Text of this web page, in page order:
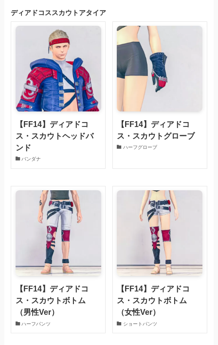
ディアドコススカウトアタイア
【FF14】ディアドコ
ス・スカウトヘッドバ
ンド
バンダナ
【FF14】ディアドコ
ス・スカウトグローブ
ハーフグローブ
【FF14】ディアドコ
ス・スカウトボトム
（男性Ver）
ハーフパンツ
【FF14】ディアドコ
ス・スカウトボトム
（女性Ver）
ショートパンツ